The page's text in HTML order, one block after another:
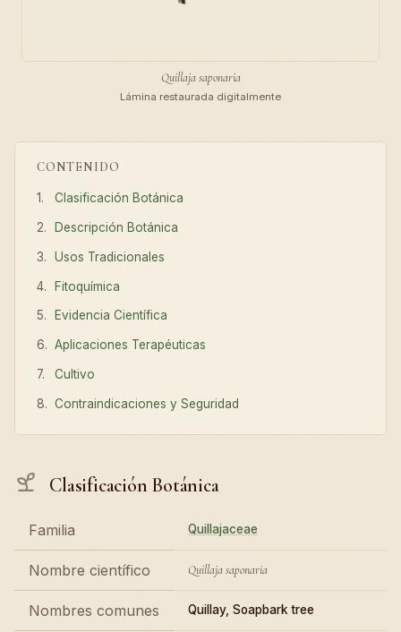
CONTENIDO
Clasificación Botánica
Descripción Botánica
Usos Tradicionales
Fitoquímica
Evidencia Científica
Aplicaciones Terapéuticas
Cultivo
Contraindicaciones y Seguridad
Clasificación Botánica
Familia Quillajaceae
Nombre científico Quillaja saponaria
Nombres comunes Quillay, Soapbark tree
Quillaja saponaria
Lámina restaurada digitalmente